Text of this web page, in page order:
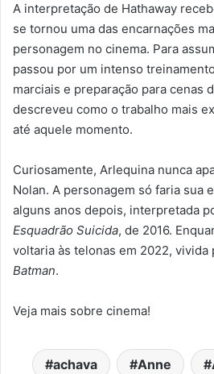
A interpretação de Hathaway
se tornou uma das encarnações
personagem no cinema. Para
passou por um intenso
marciais e preparação para cenas
descreveu como o trabalho mais
até aquele momento.
Curiosamente, Arlequina nunca
Nolan. A personagem só faria sua
alguns anos depois, interpretada
Esquadrão Suicida, de 2016.
voltaria às telonas em 2022, vivida
Batman.
Veja mais sobre cinema!
achava Anne